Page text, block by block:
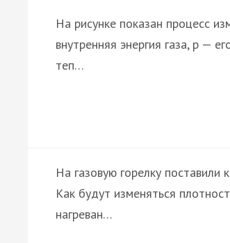
На рисунке показан процесс
внутренняя энергия газа, p —
теп…
На газовую горелку
Как будут изменяться
нагреван…